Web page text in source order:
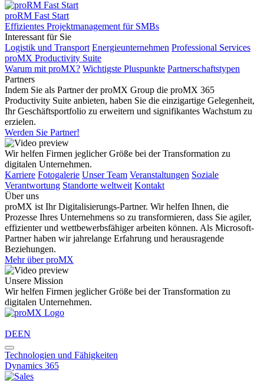
proRM Fast Start
Effizientes Projektmanagement für SMBs
Interessant für Sie
Logistik und Transport Energieunternehmen Professional Services
proMX Productivity Suite
Warum mit proMX? Wichtigste Pluspunkte Partnerschaftstypen
Partners
Indem Sie als Partner der proMX Group die proMX 365
Productivity Suite anbieten, haben Sie die einzigartige Gelegenheit,
Ihr Geschäftsportfolio zu erweitern und signifikantes Wachstum zu
erzielen.
Werden Sie Partner!
Wir helfen Firmen jeglicher Größe bei der Transformation zu
digitalen Unternehmen.
Karriere Fotogalerie Unser Team Veranstaltungen Soziale
Verantwortung Standorte weltweit Kontakt
Über uns
proMX ist Ihr Digitalisierungs-Partner. Wir helfen Ihnen, die
Prozesse Ihres Unternehmens so zu transformieren, dass Sie agiler,
effizienter und wettbewerbsfähiger arbeiten können. Als Microsoft-
Partner haben wir jahrelange Erfahrung und herausragende
Beziehungen.
Mehr über proMX
Unsere Mission
Wir helfen Firmen jeglicher Größe bei der Transformation zu
digitalen Unternehmen.
DEEN
Technologien und Fähigkeiten
Dynamics 365